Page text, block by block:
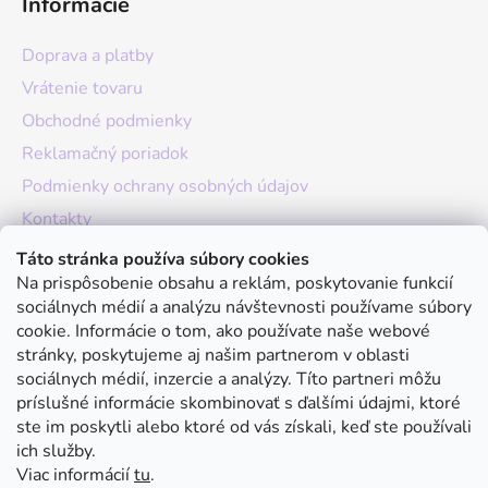
Táto stránka používa súbory cookies
Na prispôsobenie obsahu a reklám, poskytovanie funkcií
sociálnych médií a analýzu návštevnosti používame súbory
cookie. Informácie o tom, ako používate naše webové
stránky, poskytujeme aj našim partnerom v oblasti
sociálnych médií, inzercie a analýzy. Títo partneri môžu
príslušné informácie skombinovať s ďalšími údajmi, ktoré
ste im poskytli alebo ktoré od vás získali, keď ste používali
ich služby.
Viac informáciítu.
Doprava a platby
Vrátenie tovaru
Obchodné podmienky
Reklamačný poriadok
Podmienky ochrany osobných údajov
Kontakty
O nás
Hodnotenie obchodu
Moja objednávka
Instagram